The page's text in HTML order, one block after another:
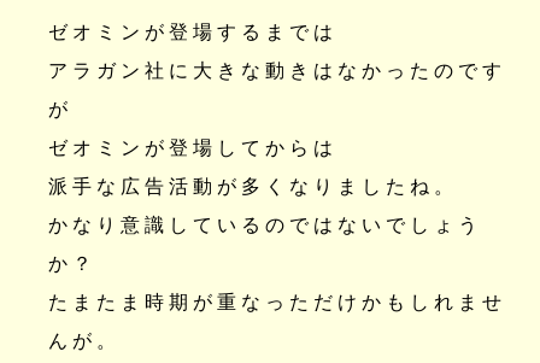
ゼオミンが登場するまでは
アラガン社に大きな動きはなかったのです
が
ゼオミンが登場してからは
派手な広告活動が多くなりましたね。
かなり意識しているのではないでしょう
か？
たまたま時期が重なっただけかもしれませ
んが。